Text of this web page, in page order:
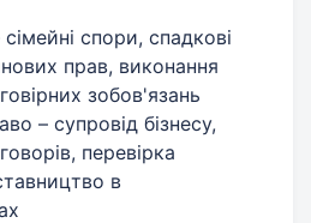
спори, спадкові
прав, виконання
зобов'язань
– супровід бізнесу,
перевірка
в